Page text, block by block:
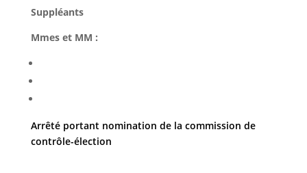
Suppléants
Mmes et MM :
Arrêté portant nomination de la commission de
contrôle-élection